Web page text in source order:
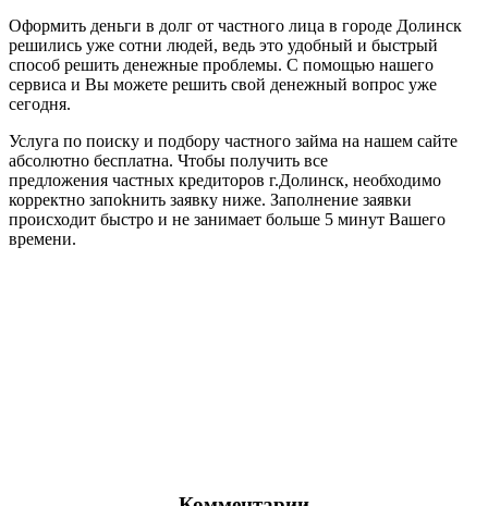
Оформить деньги в долг от частного лица в городе Долинск
решились уже сотни людей, ведь это удобный и быстрый
способ решить денежные проблемы. С помощью нашего
сервиса и Вы можете решить свой денежный вопрос уже
сегодня.
Услуга по поиску и подбору частного займа на нашем сайте
абсолютно бесплатна. Чтобы получить все
предложения частных кредиторов г.Долинск, необходимо
корректно запоkнить заявку ниже. Заполнение заявки
происходит быстро и не занимает больше 5 минут Вашего
времени.